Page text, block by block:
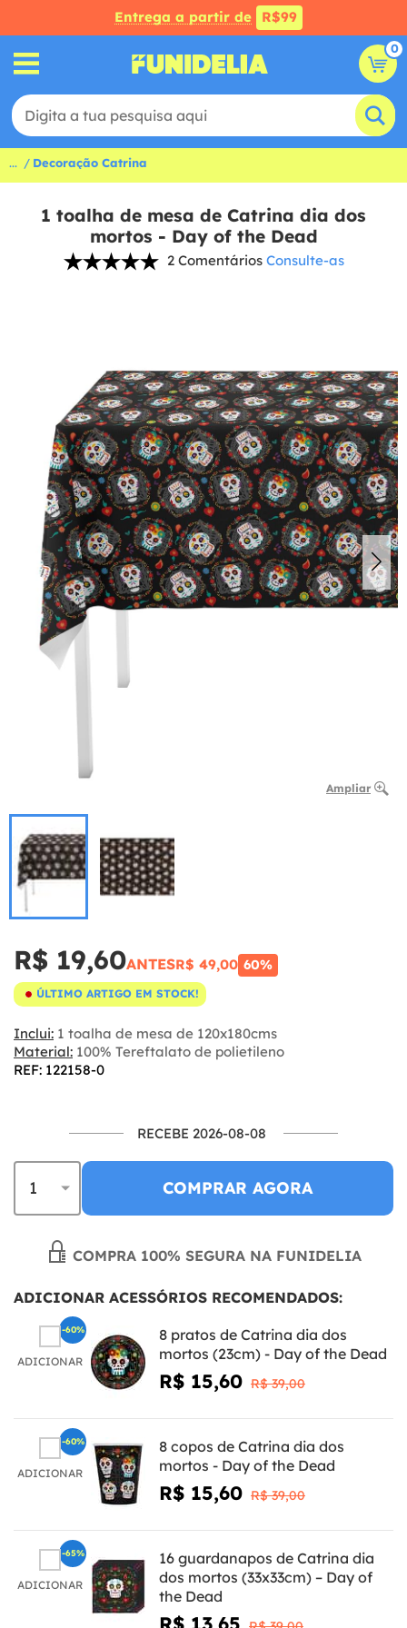
Entrega a partir de R$99
0
... Decoração Catrina
1 toalha de mesa de Catrina dia dos
mortos - Day of the Dead
2 Comentários Consulte-as
Ampliar
R$ 19,60ANTESR$ 49,00 60%
ÚLTIMO ARTIGO EM STOCK!
Inclui: 1 toalha de mesa de 120x180cms
Material: 100% Tereftalato de polietileno
REF: 122158-0
RECEBE 2026-08-08
COMPRAR AGORA
COMPRA 100% SEGURA NA FUNIDELIA
ADICIONAR ACESSÓRIOS RECOMENDADOS:
ADICIONAR
8 pratos de Catrina dia dos
mortos (23cm) - Day of the Dead
R$ 15,60 R$ 39,00
-60%
ADICIONAR
8 copos de Catrina dia dos
mortos - Day of the Dead
R$ 15,60 R$ 39,00
-60%
ADICIONAR
16 guardanapos de Catrina dia
dos mortos (33x33cm) – Day of
the Dead
R$ 13,65
-65%